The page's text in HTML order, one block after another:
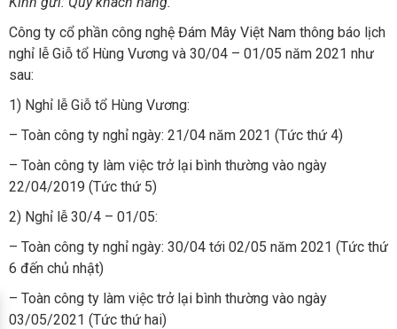
Công ty cổ phần công nghệ Đám Mây Việt Nam thông báo lịch
nghỉ lễ Giỗ tổ Hùng Vương và 30/04 – 01/05 năm 2021 như
sau:
1) Nghỉ lễ Giỗ tổ Hùng Vương:
– Toàn công ty nghỉ ngày: 21/04 năm 2021 (Tức thứ 4)
– Toàn công ty làm việc trở lại bình thường vào ngày
22/04/2019 (Tức thứ 5)
2) Nghỉ lễ 30/4 – 01/05:
– Toàn công ty nghỉ ngày: 30/04 tới 02/05 năm 2021 (Tức thứ
6 đến chủ nhật)
– Toàn công ty làm việc trở lại bình thường vào ngày
03/05/2021 (Tức thứ hai)